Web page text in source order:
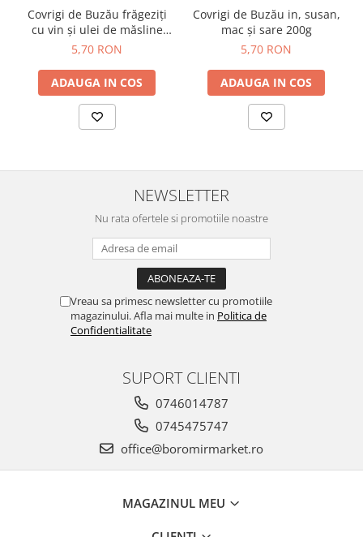
Malai
Produse congelate
Panificatie congelata
Patiserie congelata
Pizza congelata
Baton Cookie congelat
Horeca
Congelate brutarie
Cozonac Wine Collection
Vinuri Casa Isarescu
Covrigi de Buzău frăgeziți
cu vin și ulei de măsline
200g
5,70 RON
ADAUGA IN COS
Covrigi de Buzău in, susan,
mac și sare 200g
5,70 RON
ADAUGA IN COS
NEWSLETTER
Nu rata ofertele si promotiile noastre
Vreau sa primesc newsletter cu promotiile
magazinului. Afla mai multe in Politica de
Confidentialitate
SUPORT CLIENTI
0746014787
0745475747
office@boromirmarket.ro
MAGAZINUL MEU